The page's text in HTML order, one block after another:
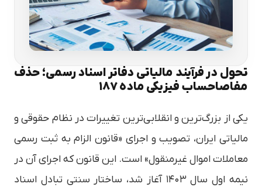
تحول در فرآیند مالیاتی دفاتر اسناد رسمی؛ حذف
مفاصاحساب فیزیکی ماده ۱۸۷
یکی از بزرگ‌ترین و انقلابی‌ترین تغییرات در نظام حقوقی و
مالیاتی ایران، تصویب و اجرای «قانون الزام به ثبت رسمی
معاملات اموال غیرمنقول» است. این قانون که اجرای آن در
نیمه اول سال ۱۴۰۳ آغاز شد، ساختار سنتی تبادل اسناد